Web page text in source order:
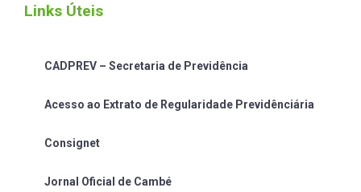
Links Úteis
CADPREV – Secretaria de Previdência
Acesso ao Extrato de Regularidade Previdênciária
Consignet
Jornal Oficial de Cambé